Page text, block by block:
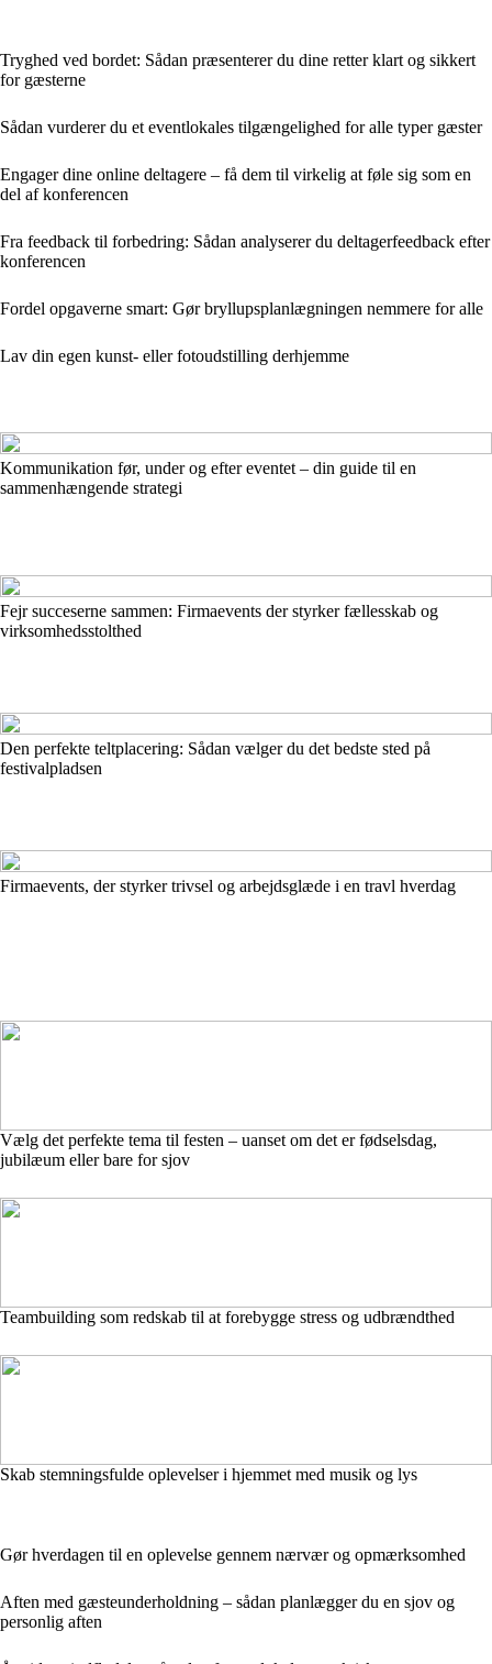
Tryghed ved bordet: Sådan præsenterer du dine retter klart og sikkert
for gæsterne
Sådan vurderer du et eventlokales tilgængelighed for alle typer gæster
Engager dine online deltagere – få dem til virkelig at føle sig som en
del af konferencen
Fra feedback til forbedring: Sådan analyserer du deltagerfeedback efter
konferencen
Fordel opgaverne smart: Gør bryllupsplanlægningen nemmere for alle
Lav din egen kunst- eller fotoudstilling derhjemme
Kommunikation før, under og efter eventet – din guide til en
sammenhængende strategi
Fejr succeserne sammen: Firmaevents der styrker fællesskab og
virksomhedsstolthed
Den perfekte teltplacering: Sådan vælger du det bedste sted på
festivalpladsen
Firmaevents, der styrker trivsel og arbejdsglæde i en travl hverdag
Vælg det perfekte tema til festen – uanset om det er fødselsdag,
jubilæum eller bare for sjov
Teambuilding som redskab til at forebygge stress og udbrændthed
Skab stemningsfulde oplevelser i hjemmet med musik og lys
Gør hverdagen til en oplevelse gennem nærvær og opmærksomhed
Aften med gæsteunderholdning – sådan planlægger du en sjov og
personlig aften